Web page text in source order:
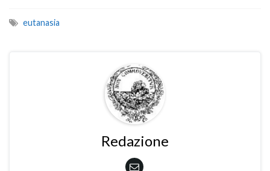
eutanasia
Redazione